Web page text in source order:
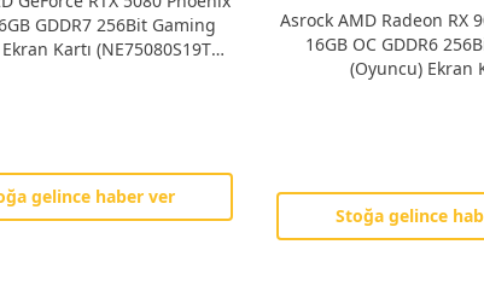
GDDR7 256Bit Gaming
Kartı (NE75080S19T2-
gelince haber ver
Asrock AMD Radeon RX
16GB OC GDDR6
(Oyuncu) Ekran
Stoğa gelince